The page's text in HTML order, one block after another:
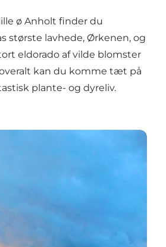
ø Anholt finder du
største lavhede, Ørkenen, og
eldorado af vilde blomster
kan du komme tæt på
plante- og dyreliv.